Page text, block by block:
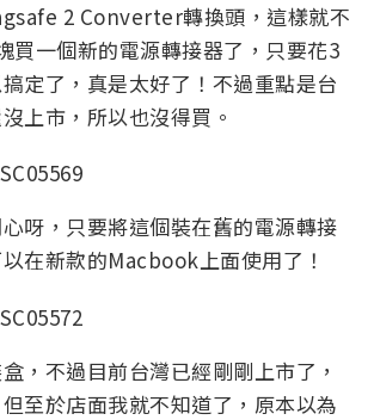
2 Converter轉換頭，這樣就不
買一個新的電源轉接器了，只要花3
定了，真是太好了！不過重點是台
上市，所以也沒得買。
呀，只要將這個裝在舊的電源轉接
在新款的Macbook上面使用了！
，不過目前台灣已經剛剛上市了，
至於店面我就不知道了，原本以為